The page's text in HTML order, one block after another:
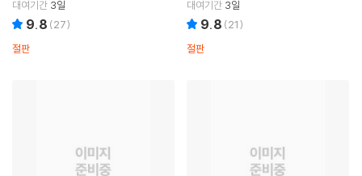
대여기간 3일
9.8 (27)
절판
대여기간 3일
9.8 (21)
절판